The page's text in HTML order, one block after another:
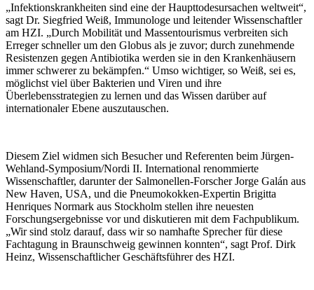
„Infektionskrankheiten sind eine der Haupttodesursachen weltweit“,
sagt Dr. Siegfried Weiß, Immunologe und leitender Wissenschaftler
am HZI. „Durch Mobilität und Massentourismus verbreiten sich
Erreger schneller um den Globus als je zuvor; durch zunehmende
Resistenzen gegen Antibiotika werden sie in den Krankenhäusern
immer schwerer zu bekämpfen.“ Umso wichtiger, so Weiß, sei es,
möglichst viel über Bakterien und Viren und ihre
Überlebensstrategien zu lernen und das Wissen darüber auf
internationaler Ebene auszutauschen.
Diesem Ziel widmen sich Besucher und Referenten beim Jürgen-
Wehland-Symposium/Nordi II. International renommierte
Wissenschaftler, darunter der Salmonellen-Forscher Jorge Galán aus
New Haven, USA, und die Pneumokokken-Expertin Brigitta
Henriques Normark aus Stockholm stellen ihre neuesten
Forschungsergebnisse vor und diskutieren mit dem Fachpublikum.
„Wir sind stolz darauf, dass wir so namhafte Sprecher für diese
Fachtagung in Braunschweig gewinnen konnten“, sagt Prof. Dirk
Heinz, Wissenschaftlicher Geschäftsführer des HZI.